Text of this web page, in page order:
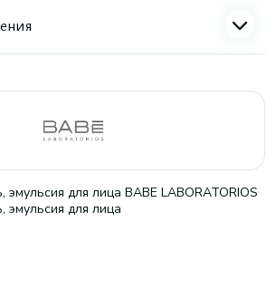
эмульсия для лица BABE LABORATORIOS
эмульсия для лица